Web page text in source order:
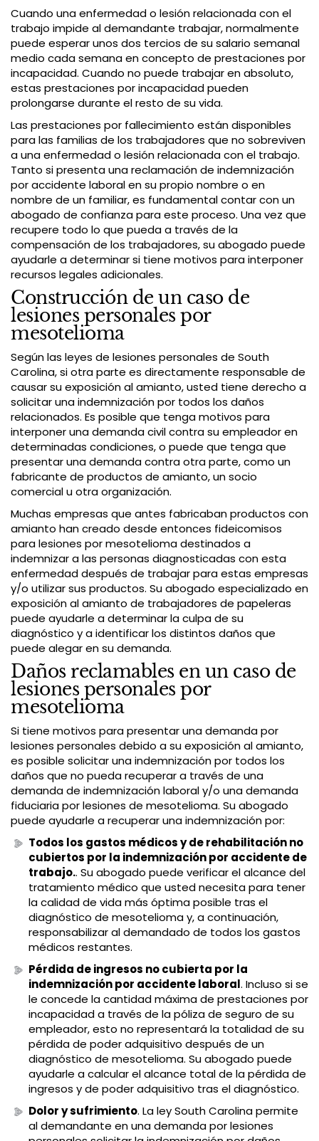
Cuando una enfermedad o lesión relacionada con el
trabajo impide al demandante trabajar, normalmente
puede esperar unos dos tercios de su salario semanal
medio cada semana en concepto de prestaciones por
incapacidad. Cuando no puede trabajar en absoluto,
estas prestaciones por incapacidad pueden
prolongarse durante el resto de su vida.
Las prestaciones por fallecimiento están disponibles
para las familias de los trabajadores que no sobreviven
a una enfermedad o lesión relacionada con el trabajo.
Tanto si presenta una reclamación de indemnización
por accidente laboral en su propio nombre o en
nombre de un familiar, es fundamental contar con un
abogado de confianza para este proceso. Una vez que
recupere todo lo que pueda a través de la
compensación de los trabajadores, su abogado puede
ayudarle a determinar si tiene motivos para interponer
recursos legales adicionales.
Construcción de un caso de
lesiones personales por
mesotelioma
Según las leyes de lesiones personales de South
Carolina, si otra parte es directamente responsable de
causar su exposición al amianto, usted tiene derecho a
solicitar una indemnización por todos los daños
relacionados. Es posible que tenga motivos para
interponer una demanda civil contra su empleador en
determinadas condiciones, o puede que tenga que
presentar una demanda contra otra parte, como un
fabricante de productos de amianto, un socio
comercial u otra organización.
Muchas empresas que antes fabricaban productos con
amianto han creado desde entonces fideicomisos
para lesiones por mesotelioma destinados a
indemnizar a las personas diagnosticadas con esta
enfermedad después de trabajar para estas empresas
y/o utilizar sus productos. Su abogado especializado en
exposición al amianto de trabajadores de papeleras
puede ayudarle a determinar la culpa de su
diagnóstico y a identificar los distintos daños que
puede alegar en su demanda.
Daños reclamables en un caso de
lesiones personales por
mesotelioma
Si tiene motivos para presentar una demanda por
lesiones personales debido a su exposición al amianto,
es posible solicitar una indemnización por todos los
daños que no pueda recuperar a través de una
demanda de indemnización laboral y/o una demanda
fiduciaria por lesiones de mesotelioma. Su abogado
puede ayudarle a recuperar una indemnización por:
Todos los gastos médicos y de rehabilitación no
cubiertos por la indemnización por accidente de
trabajo.. Su abogado puede verificar el alcance del
tratamiento médico que usted necesita para tener
la calidad de vida más óptima posible tras el
diagnóstico de mesotelioma y, a continuación,
responsabilizar al demandado de todos los gastos
médicos restantes.
Pérdida de ingresos no cubierta por la
indemnización por accidente laboral. Incluso si se
le concede la cantidad máxima de prestaciones por
incapacidad a través de la póliza de seguro de su
empleador, esto no representará la totalidad de su
pérdida de poder adquisitivo después de un
diagnóstico de mesotelioma. Su abogado puede
ayudarle a calcular el alcance total de la pérdida de
ingresos y de poder adquisitivo tras el diagnóstico.
Dolor y sufrimiento. La ley South Carolina permite
al demandante en una demanda por lesiones